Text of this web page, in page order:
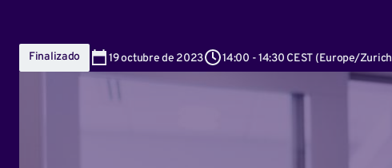
Finalizado 19octubre de 2023 14:00 -14:30 CEST (Europe/Zurich